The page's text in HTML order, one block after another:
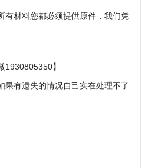
有材料您都必须提供原件，我们凭
】
有遗失的情况自己实在处理不了